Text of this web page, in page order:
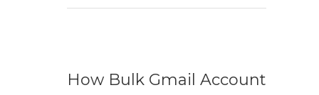
How Bulk Gmail Account